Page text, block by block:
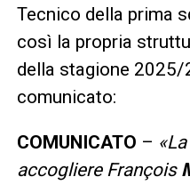
Tecnico della prima
così la propria
della stagione 2025/
comunicato:
COMUNICATO – «La
accogliere François